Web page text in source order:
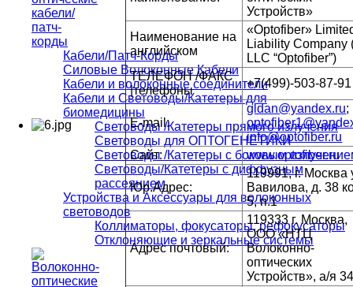
Устройств»
Наименование на
английском
«Optofiber»
Liability Company
LLC “Optofiber”)
ТЕЛЕФОН /ФАКС
|телефоны
+7(499)-503-87-91
E-mail:
gldan@yandex.ru;
info@optofiber.ru
Cайт:
www.optofiber.ru
Юр.Адрес:
119991, г. Москва
Вавилова, д. 38
5, п.1
Адрес почтовый:
119333 г. Москва,
ООО «НТЦ
Волоконно-
оптических
Устройств», а/я
кабели/
патч-
корды
Кабели/Патч-Корды
Силовые Волоконные Кабели
Кабели и волоконные соединители
Кабели и Световоды/Катетеры для
биомедицины
Световоды /Катетеры прямого излучения
Световоды для ОПТОГЕНЕТИКИ
Световоды /Катетеры с боковым
Световоды/Катетеры с диффузным
рассеянием
Устройства и Аксессуары для волоконных
световодов
Коллиматоры, фокусаторы, рефокусаторы
Отклоняющие и зеркальные системы